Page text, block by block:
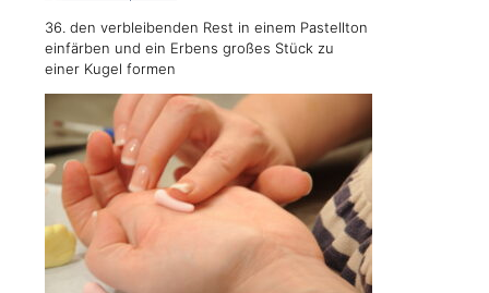
36. den verbleibenden Rest in einem Pastellton
einfärben und ein Erbens großes Stück zu
einer Kugel formen